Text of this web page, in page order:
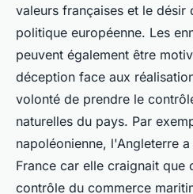
valeurs françaises et le désir
politique européenne. Les
peuvent également être
déception face aux
volonté de prendre le
naturelles du pays. Par
napoléonienne, l'Angleterre
France car elle craignait que
contrôle du commerce